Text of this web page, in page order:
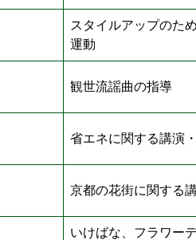
スタイルアップのた
運動
観世流謡曲の指導
省エネに関する講演
京都の花街に関する
いけばな、フラワー